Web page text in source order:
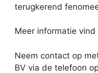
terugkerend
Meer informatie
Neem contact op
BV via de telefoon